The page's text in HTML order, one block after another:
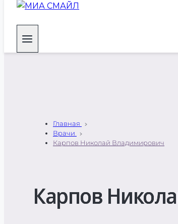
Главная
Врачи
Карпов Николай Владимирович
Карпов